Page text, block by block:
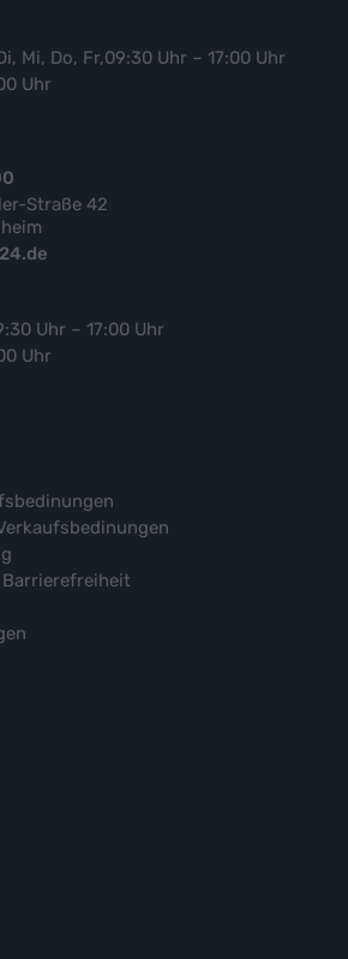
Mi, Do, Fr,09:30 Uhr – 17:00 Uhr
Uhr
Straße 42
Uhr – 17:00 Uhr
Uhr